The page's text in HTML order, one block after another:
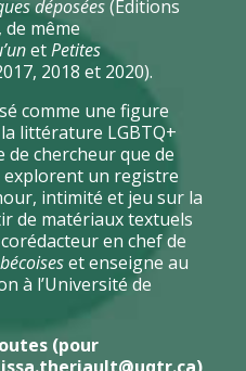
déposées(Éditions
de même
etPetites
2018 et 2020).
comme une figure
littérature LGBTQ+
chercheur que de
explorent un registre
intimité et jeu sur la
de matériaux textuels
en chef de
et enseigne au
à l’Université de
(pour